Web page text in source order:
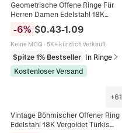
Geometrische Offene Ringe Für
Herren Damen Edelstahl 18K
Vergoldet Verstellbar
Hammerschlag Textur Vintage
Schmuck
-6% $0.43-1.09
Keine MOQ · 5K+ kürzlich verkauft
Spitze 1% Bestseller In Ringe
Kostenloser Versand
+61
Vintage Böhmischer Offener Ring
Edelstahl 18K Vergoldet Türkis